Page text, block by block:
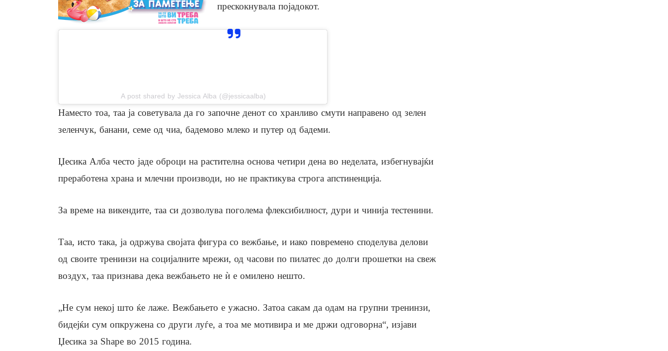
прескокнувала појадокот.
A post shared by Jessica Alba (@jessicaalba)
Наместо тоа, таа ја советувала да го започне денот со хранливо смути направено од зелен
зеленчук, банани, семе од чиа, бадемово млеко и путер од бадеми.
Џесика Алба често јаде оброци на растителна основа четири дена во неделата, избегнувајќи
преработена храна и млечни производи, но не практикува строга апстиненција.
За време на викендите, таа си дозволува поголема флексибилност, дури и чинија тестенини.
Таа, исто така, ја одржува својата фигура со вежбање, и иако повремено споделува делови
од своите тренинзи на социјалните мрежи, од часови по пилатес до долги прошетки на свеж
воздух, таа признава дека вежбањето не ѝ е омилено нешто.
„Не сум некој што ќе лаже. Вежбањето е ужасно. Затоа сакам да одам на групни тренинзи,
бидејќи сум опкружена со други луѓе, а тоа ме мотивира и ме држи одговорна“, изјави
Џесика за Shape во 2015 година.